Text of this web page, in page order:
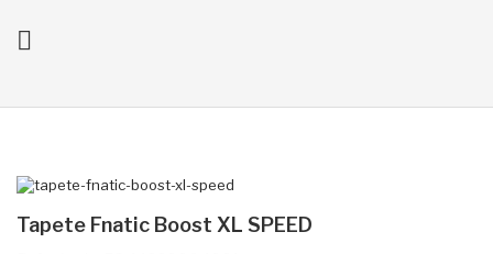

Tapete Fnatic Boost XL SPEED